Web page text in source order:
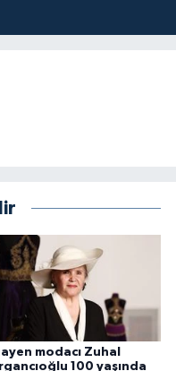
modacı Zuhal
100 yaşında